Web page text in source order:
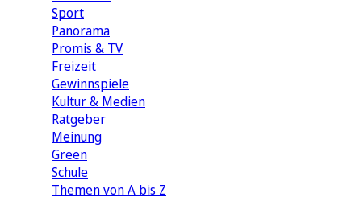
Sport
Panorama
Promis & TV
Freizeit
Gewinnspiele
Kultur & Medien
Ratgeber
Meinung
Green
Schule
Themen von A bis Z